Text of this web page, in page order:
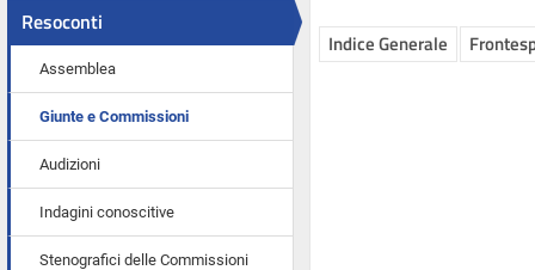
Resoconti
Assemblea
Giunte e Commissioni
Audizioni
Indagini conoscitive
Stenografici delle Commissioni
Indice Generale